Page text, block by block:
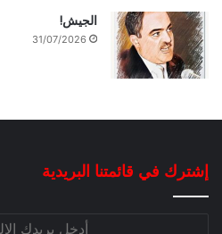
الجيش!
31/07/2026
إشترك في قائمتنا البريدية